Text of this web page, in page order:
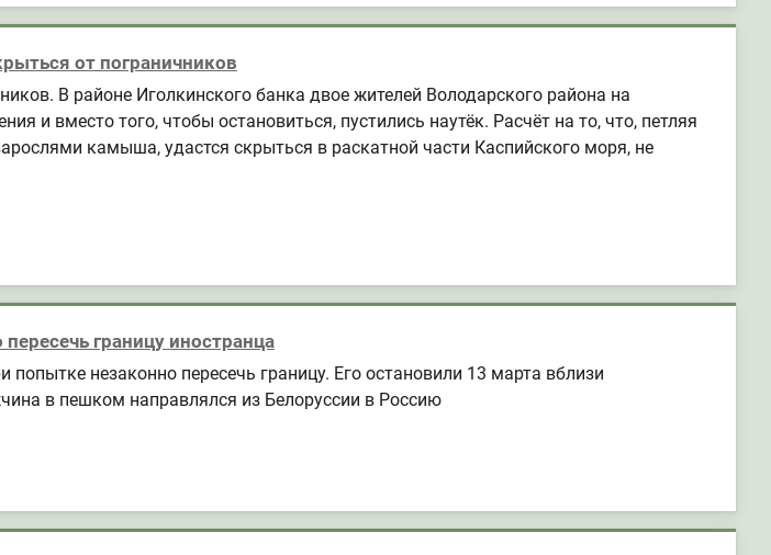
от пограничников
В районе Иголкинского банка двое жителей Володарского района на
и вместо того, чтобы остановиться, пустились наутёк. Расчёт на то, что, петляя
камыша, удастся скрыться в раскатной части Каспийского моря, не
границу иностранца
незаконно пересечь границу. Его остановили 13 марта вблизи
в пешком направлялся из Белоруссии в Россию